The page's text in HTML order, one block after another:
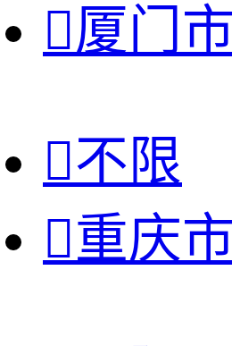
厦门市
不限
重庆市